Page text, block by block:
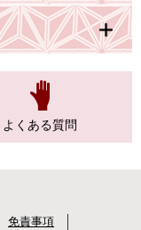
よくある質問
免責事項